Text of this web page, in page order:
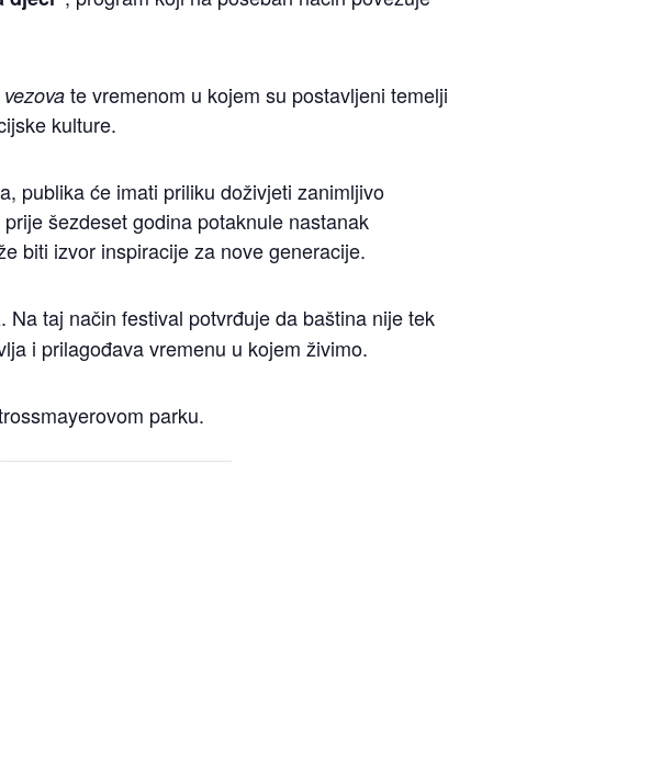
te vremenom u kojem su postavljeni temelji
kulture.
publika će imati priliku doživjeti zanimljivo
šezdeset godina potaknule nastanak
biti izvor inspiracije za nove generacije.
. Na taj način festival potvrđuje da baština nije tek
i prilagođava vremenu u kojem živimo.
parku.